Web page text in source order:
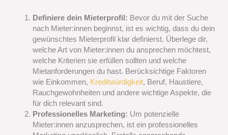
Definiere dein Mieterprofil: Bevor du mit der Suche
nach Mieter:innen beginnst, ist es wichtig, dass du dein
gewünschtes Mieterprofil klar definierst. Überlege dir,
welche Art von Mieter:innen du ansprechen möchtest,
welche Kriterien sie erfüllen sollten und welche
Mietanforderungen du hast. Berücksichtige Faktoren
wie Einkommen, Kreditwürdigkeit, Beruf, Haustiere,
Rauchgewohnheiten und andere wichtige Aspekte, die
für dich relevant sind.
Professionelles Marketing: Um potenzielle
Mieter:innen anzusprechen, ist ein professionelles